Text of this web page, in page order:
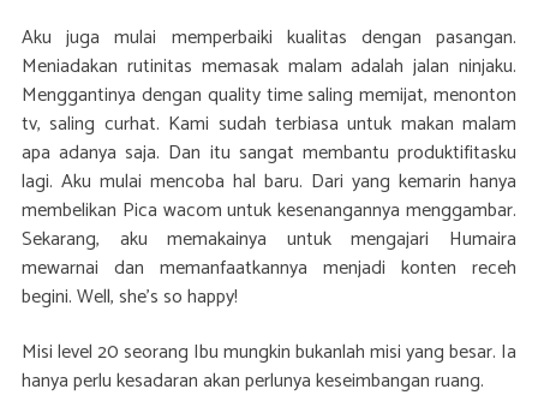
Aku juga mulai memperbaiki kualitas dengan pasangan.
Meniadakan rutinitas memasak malam adalah jalan ninjaku.
Menggantinya dengan quality time saling memijat, menonton
tv, saling curhat. Kami sudah terbiasa untuk makan malam
apa adanya saja. Dan itu sangat membantu produktifitasku
lagi. Aku mulai mencoba hal baru. Dari yang kemarin hanya
membelikan Pica wacom untuk kesenangannya menggambar.
Sekarang, aku memakainya untuk mengajari Humaira
mewarnai dan memanfaatkannya menjadi konten receh
begini. Well, she’s so happy!
Misi level 20 seorang Ibu mungkin bukanlah misi yang besar. Ia
hanya perlu kesadaran akan perlunya keseimbangan ruang.